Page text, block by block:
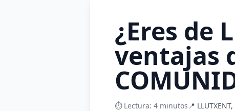
¿Eres de
ventajas
⏱️ Lectura: 4 minutos📍